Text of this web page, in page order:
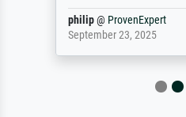
philip@ ProvenExpert
September 23, 2025